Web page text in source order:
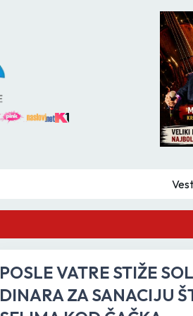
POSLE VATRE STIŽE
DINARA ZA SANACIJU